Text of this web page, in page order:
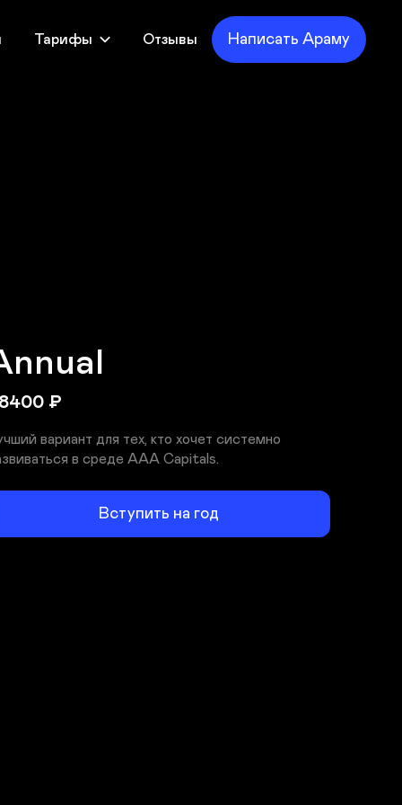
Тарифы Отзывы Написать Араму
₽
вариант для тех, кто хочет системно
в среде AAA Capitals.
Вступить на год